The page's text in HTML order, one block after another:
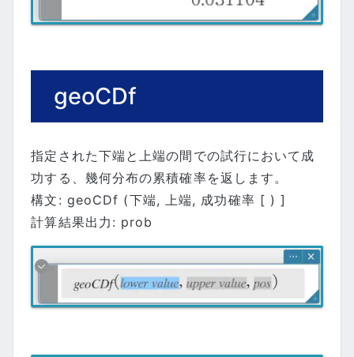
geoCDf
指定された下端と上端の間での試行において成
功する、幾何分布の累積確率を返します。
構文: geoCDf (下端, 上端, 成功確率 [ ) ]
計算結果出力: prob